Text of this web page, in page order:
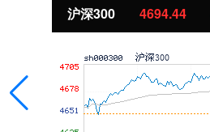
北证50 1134.24